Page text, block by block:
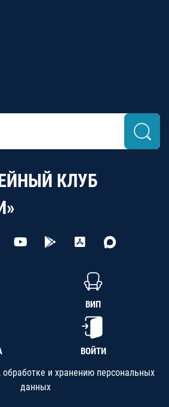
КЛУБ
ВИП
ВОЙТИ
и хранению персональных
данных